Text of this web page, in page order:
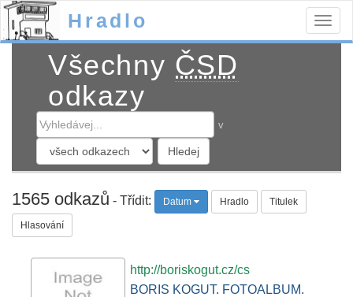
Hradlo
Všechny ČSD
odkazy
v
1565 odkazů - Třídit: Datum Hradlo Titulek
Hlasování
http://boriskogut.cz/cs
BORIS KOGUT. FOTOALBUM.